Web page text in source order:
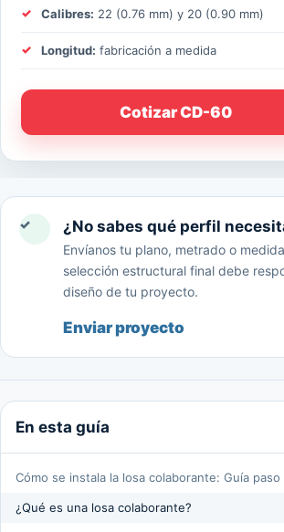
Calibres: 22 (0.76 mm) y 20 (0.90 mm)
Longitud: fabricación a medida
Cotizar CD-60
✓ ¿No sabes qué perfil
Envíanos tu plano, metrado o
selección estructural final debe
diseño de tu proyecto.
Enviar proyecto
En esta guía
Cómo se instala la losa colaborante: Guía paso
¿Qué es una losa colaborante?